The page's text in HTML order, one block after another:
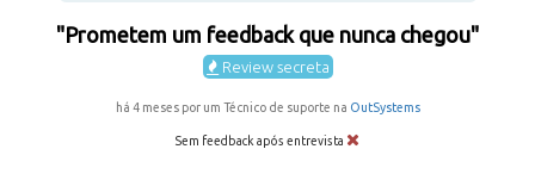
"Prometem um feedback que nunca chegou"
Review secreta
há 4 meses por um Técnico de suporte na OutSystems
Sem feedback após entrevista